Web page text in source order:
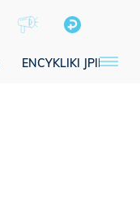
ENCYKLIKI JPII